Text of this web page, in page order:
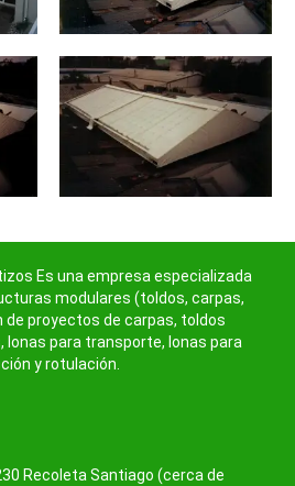
Es una empresa especializada
modulares (toldos, carpas,
de proyectos de carpas, toldos
lonas para transporte, lonas para
y rotulación.
Recoleta Santiago (cerca de